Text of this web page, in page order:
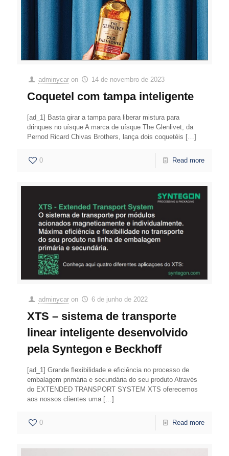
adminycar on 14 de novembro de 2023
Coquetel com tampa inteligente
[ad_1] Basta girar a tampa para liberar mistura para
drinques no uísque A marca de uísque The Glenlivet, da
Pernod Ricard Chivas Brothers, lança dois coquetéis […]
0 Read more
adminycar on 6 de junho de 2022
XTS – sistema de transporte
linear inteligente desenvolvido
pela Syntegon e Beckhoff
[ad_1] Grande flexibilidade e eficiência no processo de
embalagem primária e secundária do seu produto Através
do EXTENDED TRANSPORT SYSTEM XTS oferecemos
aos nossos clientes uma […]
0 Read more